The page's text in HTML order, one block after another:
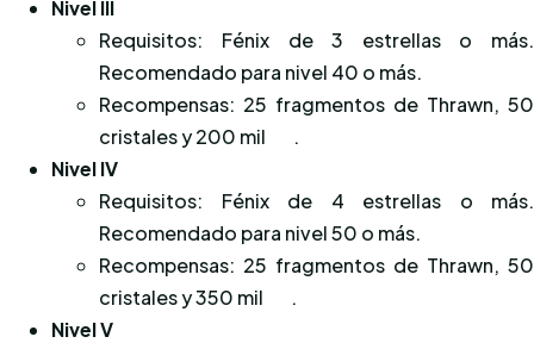
Nivel III
Requisitos: Fénix de 3 estrellas o más.
Recomendado para nivel 40 o más.
Recompensas: 25 fragmentos de Thrawn, 50
cristales y 200 mil
.
Nivel IV
Requisitos: Fénix de 4 estrellas o más.
Recomendado para nivel 50 o más.
Recompensas: 25 fragmentos de Thrawn, 50
cristales y 350 mil
.
Nivel V